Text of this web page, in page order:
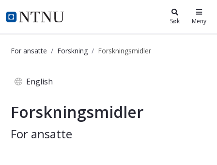
i.ntnu.no Søk Meny
For ansatte Forskning Forskningsmidler
English
Forskningsmidler
For ansatte